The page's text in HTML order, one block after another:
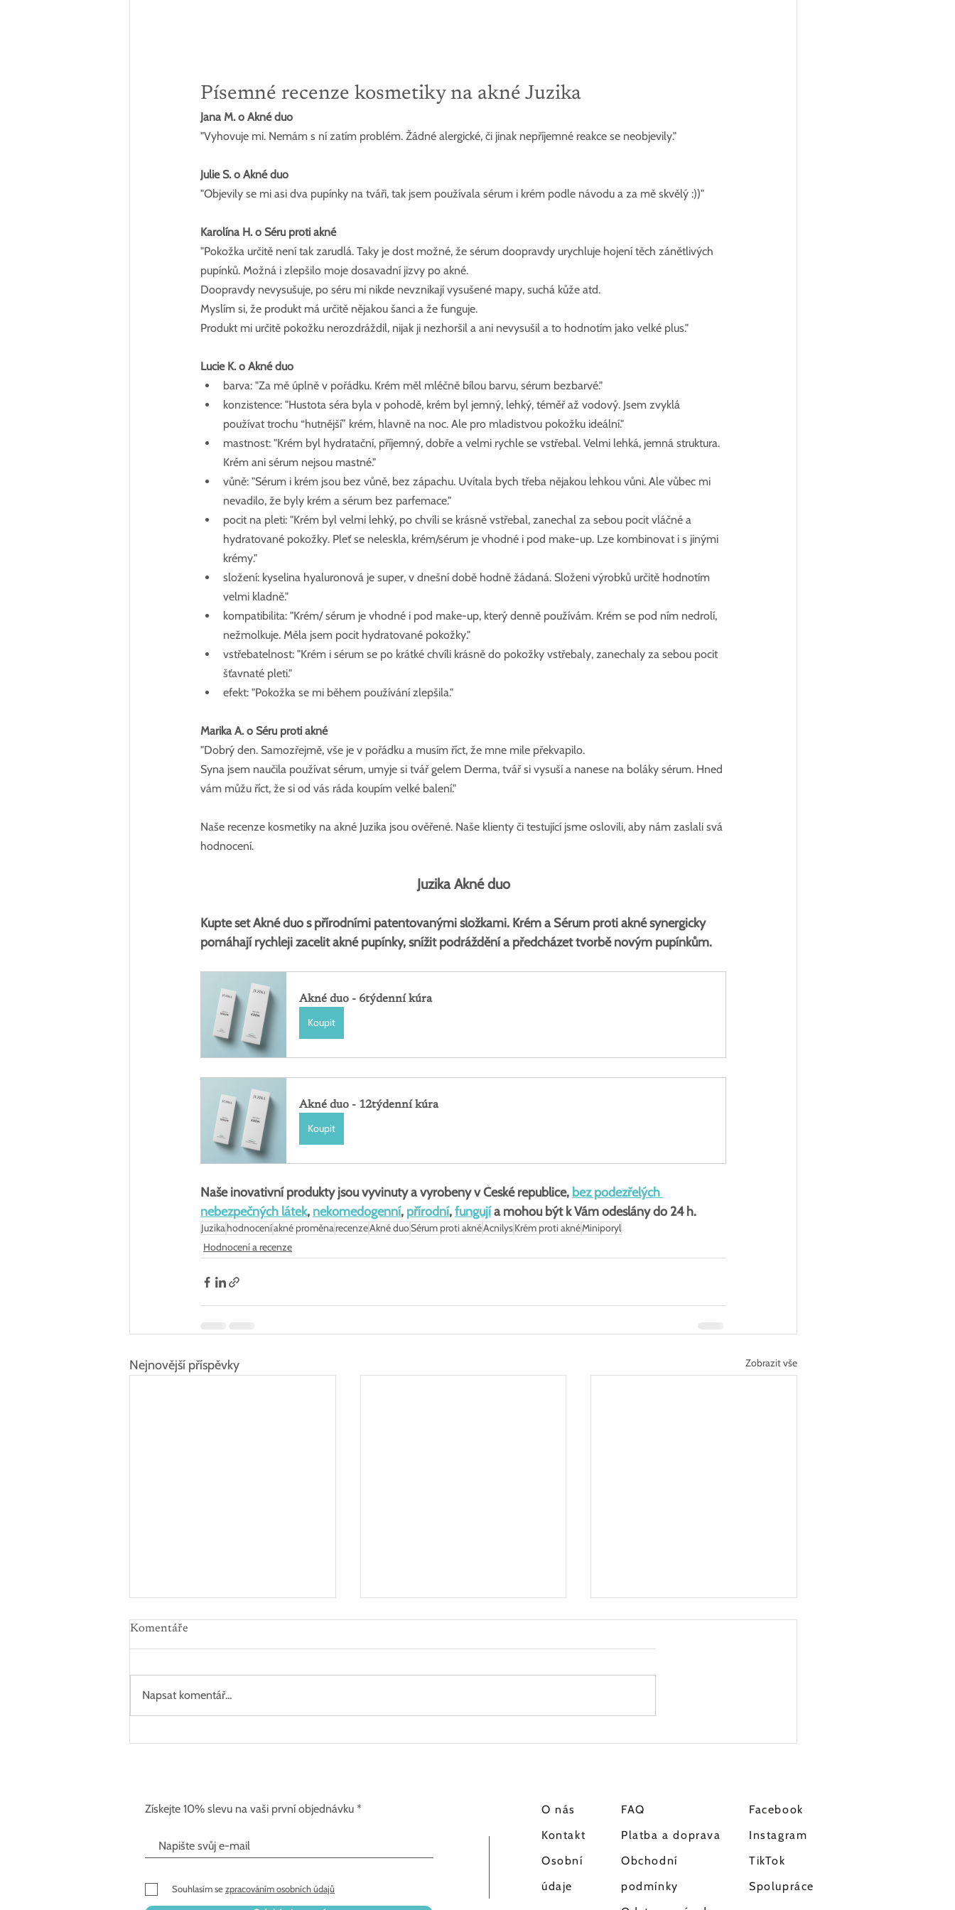
Písemné recenze kosmetiky na akné Juzika
Jana M. o Akné duo
"Vyhovuje mi. Nemám s ní zatím problém. Žádné alergické, či jinak nepříjemné reakce se neobjevily."
Julie S. o Akné duo
"Objevily se mi asi dva pupínky na tváři, tak jsem používala sérum i krém podle návodu a za mě skvělý :))"
Karolína H. o Séru proti akné
"Pokožka určitě není tak zarudlá. Taky je dost možné, že sérum doopravdy urychluje hojení těch zánětlivých
pupínků. Možná i zlepšilo moje dosavadní jizvy po akné.
Doopravdy nevysušuje, po séru mi nikde nevznikají vysušené mapy, suchá kůže atd.
Myslím si, že produkt má určitě nějakou šanci a že funguje.
Produkt mi určitě pokožku nerozdráždil, nijak ji nezhoršil a ani nevysušil a to hodnotím jako velké plus."
Lucie K. o Akné duo
barva: "Za mě úplně v pořádku. Krém měl mléčně bílou barvu, sérum bezbarvé."
konzistence: "Hustota séra byla v pohodě, krém byl jemný, lehký, téměř až vodový. Jsem zvyklá
používat trochu “hutnější” krém, hlavně na noc. Ale pro mladistvou pokožku ideální."
mastnost: "Krém byl hydratační, příjemný, dobře a velmi rychle se vstřebal. Velmi lehká, jemná struktura.
Krém ani sérum nejsou mastné."
vůně: "Sérum i krém jsou bez vůně, bez zápachu. Uvítala bych třeba nějakou lehkou vůni. Ale vůbec mi
nevadilo, že byly krém a sérum bez parfemace."
pocit na pleti: "Krém byl velmi lehký, po chvíli se krásně vstřebal, zanechal za sebou pocit vláčné a
hydratované pokožky. Pleť se neleskla, krém/sérum je vhodné i pod make-up. Lze kombinovat i s jinými
krémy."
složení: kyselina hyaluronová je super, v dnešní době hodně žádaná. Složeni výrobků určitě hodnotím
velmi kladně."
kompatibilita: "Krém/ sérum je vhodné i pod make-up, který denně používám. Krém se pod ním nedrolí,
nežmolkuje. Měla jsem pocit hydratované pokožky."
vstřebatelnost: "Krém i sérum se po krátké chvíli krásně do pokožky vstřebaly, zanechaly za sebou pocit
šťavnaté pleti."
efekt: "Pokožka se mi během používání zlepšila."
Marika A. o Séru proti akné
"Dobrý den. Samozřejmě, vše je v pořádku a musím říct, že mne mile překvapilo.
Syna jsem naučila používat sérum, umyje si tvář gelem Derma, tvář si vysuší a nanese na boláky sérum. Hned
vám můžu říct, že si od vás ráda koupím velké balení."
Naše recenze kosmetiky na akné Juzika jsou ověřené. Naše klienty či testující jsme oslovili, aby nám zaslali svá
hodnocení.
Juzika Akné duo
Kupte set Akné duo s přírodními patentovanými složkami. Krém a Sérum proti akné synergicky
pomáhají rychleji zacelit akné pupínky, snížit podráždění a předcházet tvorbě novým pupínkům.
Akné duo - 6týdenní kúra
Koupit
Akné duo - 12týdenní kúra
Koupit
Naše inovativní produkty jsou vyvinuty a vyrobeny v České republice, bez podezřelých
nebezpečných látek, nekomedogenní, přírodní, fungují a mohou být k Vám odeslány do 24 h.
Juzikahodnoceníakné proměnarecenzeAkné duoSérum proti aknéAcnilysKrém proti aknéMiniporyl
Hodnocení a recenze
Nejnovější příspěvky Zobrazit vše
Komentáře
Napsat komentář...
Získejte 10% slevu na vaši první objednávku
Souhlasím sezpracováním osobních údajů
O nás
Kontakt
Osobní
údaje
FAQ
Platba a doprava
Obchodní
podmínky
Facebook
Instagram
TikTok
Spolupráce